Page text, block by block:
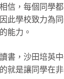
信，每個同學
此學校致力為
能力。
書，沙田培英
就是讓同學在